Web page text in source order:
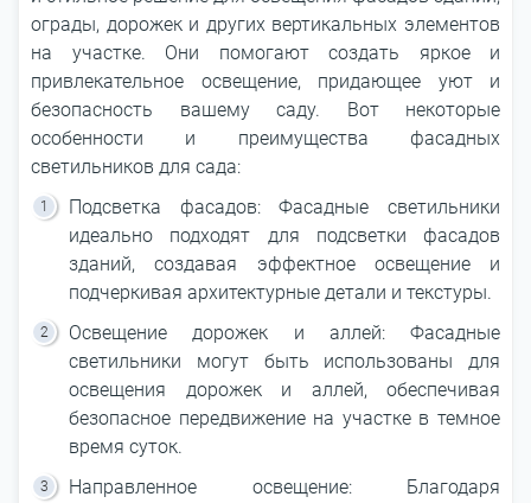
ограды, дорожек и других вертикальных элементов
на участке. Они помогают создать яркое и
привлекательное освещение, придающее уют и
безопасность вашему саду. Вот некоторые
особенности и преимущества фасадных
светильников для сада:
Подсветка фасадов: Фасадные светильники
идеально подходят для подсветки фасадов
зданий, создавая эффектное освещение и
подчеркивая архитектурные детали и текстуры.
Освещение дорожек и аллей: Фасадные
светильники могут быть использованы для
освещения дорожек и аллей, обеспечивая
безопасное передвижение на участке в темное
время суток.
Направленное освещение: Благодаря